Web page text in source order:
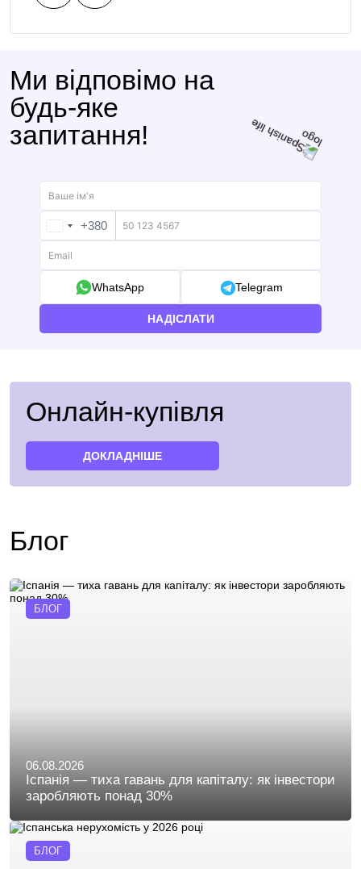
Ми відповімо на
будь-яке
запитання!
UKRAINE
+380
+380
WhatsApp Telegram
НАДІСЛАТИ
Онлайн-купівля
ДОКЛАДНІШЕ
Блог
БЛОГ
06.08.2026
Іспанія — тиха гавань для капіталу: як інвестори
заробляють понад 30%
БЛОГ